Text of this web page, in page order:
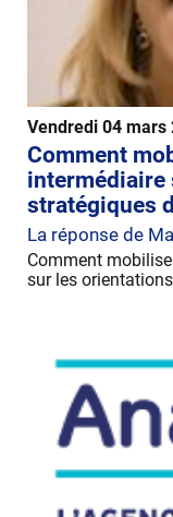
Vendredi 04 mars
Comment
intermédiaire
stratégiques
La réponse de
Comment
sur les